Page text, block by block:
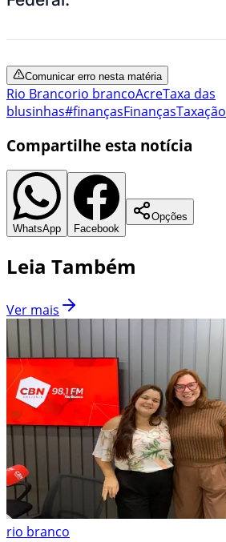
Comunicar erro nesta matéria
Rio Brancorio brancoAcreTaxa das
blusinhas#finançasFinançasTaxação
Compartilhe esta notícia
WhatsApp Facebook
Opções
Leia Também
Ver mais
rio branco